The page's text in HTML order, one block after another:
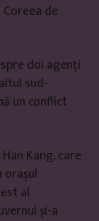
de
doi agenți
sud-
un conflict
Kang, care
orașul
al
și-a